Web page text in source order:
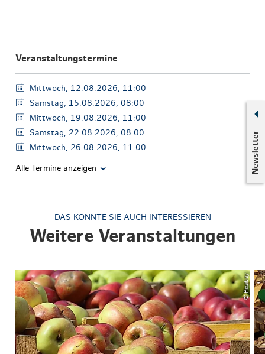
Newsletter
Veranstaltungstermine
Mittwoch, 12.08.2026, 11:00
Samstag, 15.08.2026, 08:00
Mittwoch, 19.08.2026, 11:00
Samstag, 22.08.2026, 08:00
Mittwoch, 26.08.2026, 11:00
Alle Termine anzeigen
DAS KÖNNTE SIE AUCH INTERESSIEREN
Weitere Veranstaltungen
© Pixabay